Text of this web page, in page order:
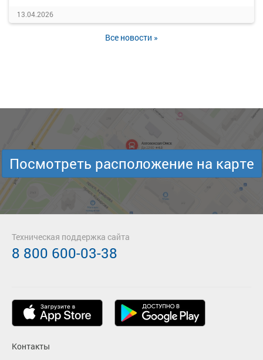
13.04.2026
Все новости »
Посмотреть расположение на карте
Контакты
Техническая поддержка сайта
8 800 600-03-38